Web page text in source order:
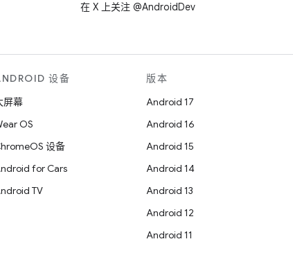
在 X 上关注 @AndroidDev
设备
屏幕
OS
设备
for Cars
TV
版本
Android 17
Android 16
Android 15
Android 14
Android 13
Android 12
Android 11